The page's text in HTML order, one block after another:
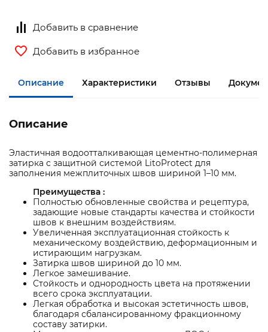
Добавить в сравнение
Добавить в избранное
Описание Характеристики Отзывы
Описание
Эластичная водоотталкивающая цементно-полимерная
затирка с защитной системой LitoProtect для
заполнения межплиточных швов шириной 1–10 мм.
Преимущества :
Полностью обновленные свойства и рецептура,
задающие новые стандарты качества и стойкости
швов к внешним воздействиям.
Увеличенная эксплуатационная стойкость к
механическому воздействию, деформационным и
истирающим нагрузкам.
Затирка швов шириной до 10 мм.
Легкое замешивание.
Стойкость и однородность цвета на протяжении
всего срока эксплуатации.
Легкая обработка и высокая эстетичность швов,
благодаря сбалансированному фракционному
составу затирки.